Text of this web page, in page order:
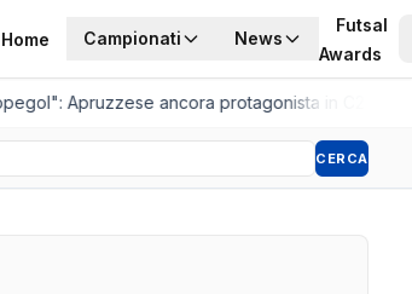
Home Campionati News
Futsal
Awards
Apruzzese ancora protagonista in C2
CERCA